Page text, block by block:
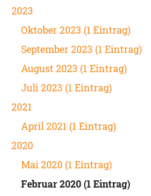
2023
Oktober 2023 (1 Eintrag)
September 2023 (1 Eintrag)
August 2023 (1 Eintrag)
Juli 2023 (1 Eintrag)
2021
April 2021 (1 Eintrag)
2020
Mai 2020 (1 Eintrag)
Februar 2020 (1 Eintrag)